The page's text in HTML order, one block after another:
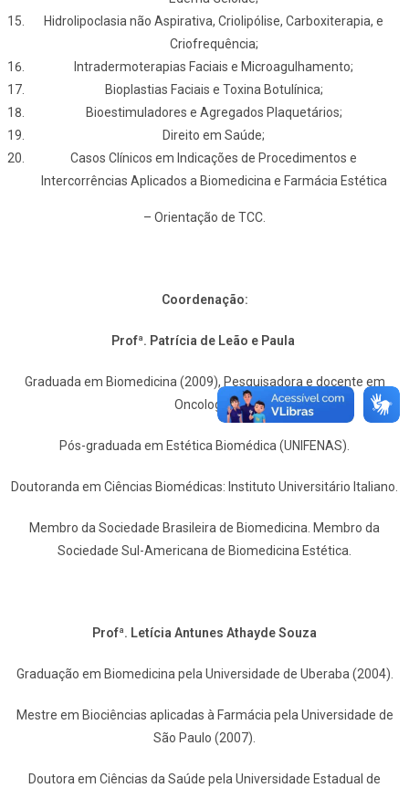
Hidrolipoclasia não Aspirativa, Criolipólise, Carboxiterapia, e
Criofrequência;
Intradermoterapias Faciais e Microagulhamento;
Bioplastias Faciais e Toxina Botulínica;
Bioestimuladores e Agregados Plaquetários;
Direito em Saúde;
Casos Clínicos em Indicações de Procedimentos e
Intercorrências Aplicados a Biomedicina e Farmácia Estética
– Orientação de TCC.
Coordenação:
Profª. Patrícia de Leão e Paula
Graduada em Biomedicina (2009), Pesquisadora e docente em
Oncologia.
Pós-graduada em Estética Biomédica (UNIFENAS).
Doutoranda em Ciências Biomédicas: Instituto Universitário Italiano.
Membro da Sociedade Brasileira de Biomedicina. Membro da
Sociedade Sul-Americana de Biomedicina Estética.
Profª. Letícia Antunes Athayde Souza
Graduação em Biomedicina pela Universidade de Uberaba (2004).
Mestre em Biociências aplicadas à Farmácia pela Universidade de
São Paulo (2007).
Doutora em Ciências da Saúde pela Universidade Estadual de